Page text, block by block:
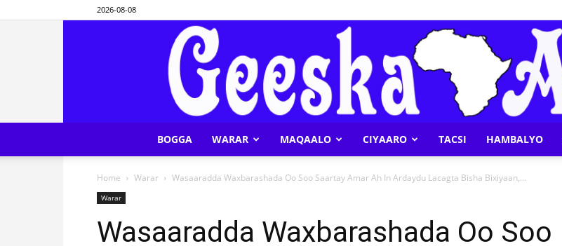
2026-08-08
BOGGA WARAR MAQAALO CIYAARO TACSI HAMBALYO
Home Warar Wasaaradda Waxbarashada Oo Soo Saartay Amar Ah In Ardaydu Lacagta Bisha Bixiyaan,...
Warar
Wasaaradda Waxbarashada Oo Soo